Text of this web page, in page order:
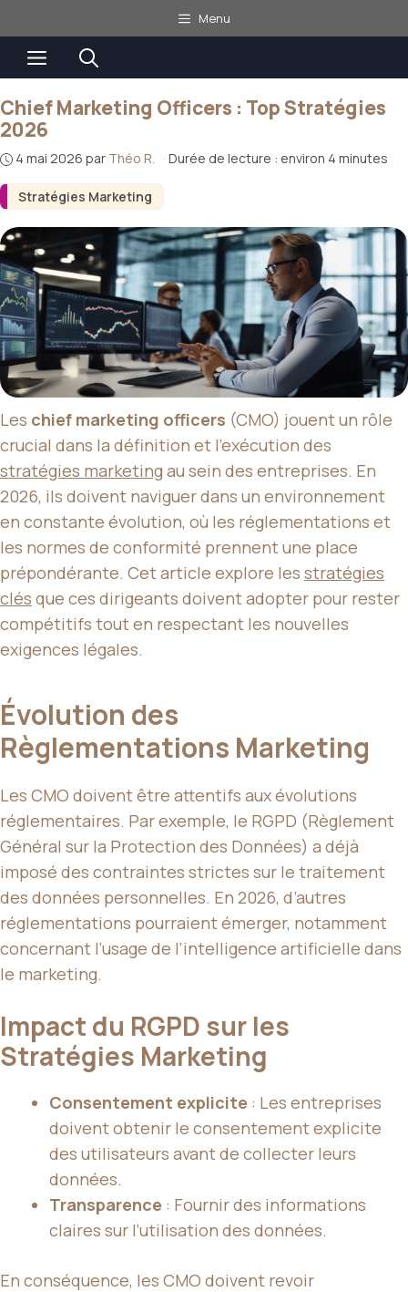
au
contenu
Menu
Menu
Stratégies Marketing
Chief Marketing Officers : Top Stratégies
2026
4 mai 2026 par Théo R. · Durée de lecture : environ 4 minutes
Les chief marketing officers (CMO) jouent un rôle
crucial dans la définition et l’exécution des
stratégies marketingau sein des entreprises. En
2026, ils doivent naviguer dans un environnement
en constante évolution, où les réglementations et
les normes de conformité prennent une place
prépondérante. Cet article explore les stratégies
clés que ces dirigeants doivent adopter pour rester
compétitifs tout en respectant les nouvelles
exigences légales.
Évolution des
Règlementations Marketing
Les CMO doivent être attentifs aux évolutions
réglementaires. Par exemple, le RGPD (Règlement
Général sur la Protection des Données) a déjà
imposé des contraintes strictes sur le traitement
des données personnelles. En 2026, d’autres
réglementations pourraient émerger, notamment
concernant l’usage de l’intelligence artificielle dans
le marketing.
Impact du RGPD sur les
Stratégies Marketing
Consentement explicite : Les entreprises
doivent obtenir le consentement explicite
des utilisateurs avant de collecter leurs
données.
Transparence : Fournir des informations
claires sur l’utilisation des données.
En conséquence, les CMO doivent revoir